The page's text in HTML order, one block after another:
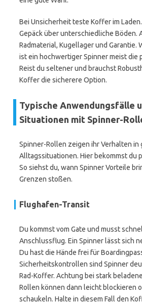
Bei Unsicherheit teste Koffer im
Gepäck über unterschiedliche Böden.
Radmaterial, Kugellager und Garantie.
ist ein hochwertiger Spinner meist die
Reist du seltener und brauchst
Koffer die sicherere Option.
Typische Anwendungsfälle
Situationen mit Spinner-
Spinner-Rollen zeigen ihr Verhalten in
Alltagssituationen. Hier bekommst du
So siehst du, wann Spinner Vorteile
Grenzen stoßen.
Flughafen-Transit
Du kommst vom Gate und musst
Anschlussflug. Ein Spinner lässt sich
Du hast die Hände frei für
Sicherheitskontrollen sind Spinner
Rad-Koffer. Achtung bei stark
Rollen können dann leicht blockieren
schaukeln. Halte in diesem Fall den